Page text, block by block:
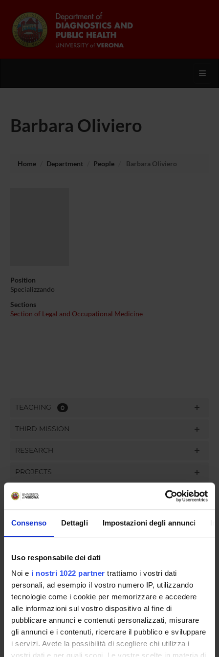
Consenso Dettagli Impostazioni degli annunci
Uso responsabile dei dati
Noi e i nostri 1022 partner trattiamo i vostri dati
personali, ad esempio il vostro numero IP, utilizzando
tecnologie come i cookie per memorizzare e accedere
alle informazioni sul vostro dispositivo al fine di
pubblicare annunci e contenuti personalizzati, misurare
gli annunci e i contenuti, ricercare il pubblico e sviluppare
i servizi. Avete la possibilità di scegliere chi utilizza i
vostri dati e per quali scopi. Le vostre scelte in materia di
Barbara Oliviero
Home Department People Barbara Oliviero
Position
Specializzando
Sections
Section of Legal and Occupational Medicine
TEACHING 0
THIRD MISSION
RESEARCH
PROJECTS
ASSIGNMENTS
COMMITTEES
DEPARTMENT ADMINISTRATION OFFICES
STUDENT ADMINISTRATION OFFICES